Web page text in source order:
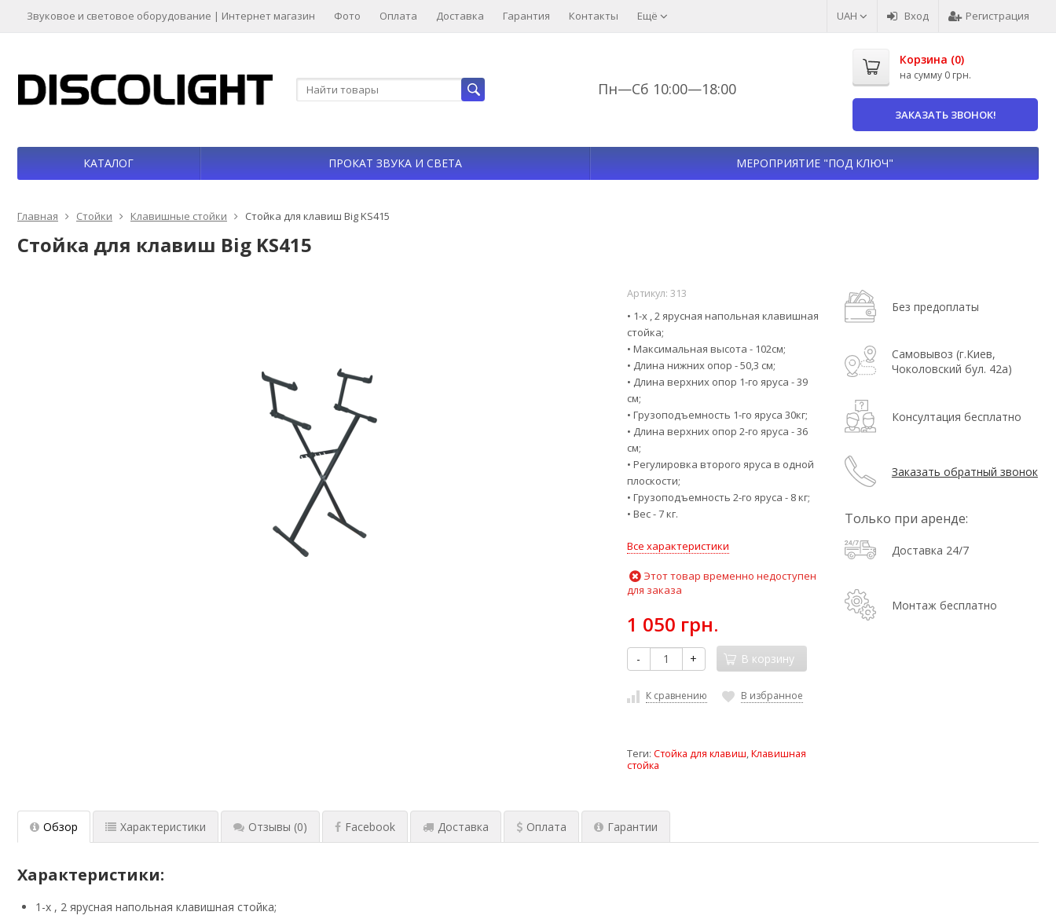
UAH Вход Регистрация
Звуковое и световое оборудование | Интернет магазин Фото Оплата Доставка Гарантия Контакты Ещё
Пн—Сб 10:00—18:00
Корзина (0)
на сумму 0 грн.
ЗАКАЗАТЬ ЗВОНОК!
КАТАЛОГ ПРОКАТ ЗВУКА И СВЕТА МЕРОПРИЯТИЕ "ПОД КЛЮЧ"
Главная Стойки Клавишные стойки Стойка для клавиш Big KS415
Стойка для клавиш Big KS415
Артикул: 313
• 1-х , 2 ярусная напольная клавишная
стойка;
• Максимальная высота - 102см;
• Длина нижних опор - 50,3 см;
• Длина верхних опор 1-го яруса - 39
см;
• Грузоподъемность 1-го яруса 30кг;
• Длина верхних опор 2-го яруса - 36
см;
• Регулировка второго яруса в одной
плоскости;
• Грузоподъемность 2-го яруса - 8 кг;
• Вес - 7 кг.
Все характеристики
Этот товар временно недоступен
для заказа
1 050 грн.
- + В корзину
К сравнению В избранное
Теги: Стойка для клавиш,Клавишная
стойка
Без предоплаты
Самовывоз (г.Киев,
Чоколовский бул. 42а)
Консултация бесплатно
Заказать обратный звонок
Только при аренде:
Доставка 24/7
Монтаж бесплатно
Обзор Характеристики Отзывы (0) Facebook Доставка Оплата Гарантии
Характеристики:
1-х , 2 ярусная напольная клавишная стойка;